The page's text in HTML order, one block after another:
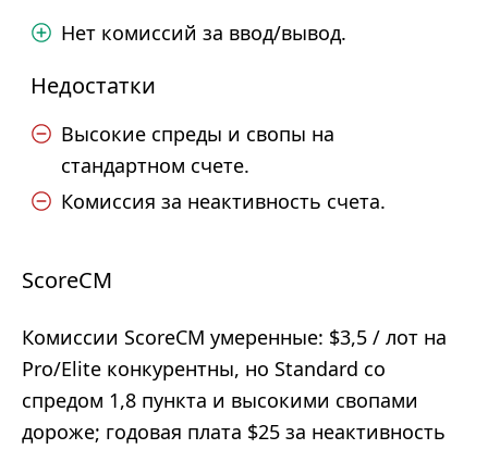
Нет комиссий за ввод/вывод.
Недостатки
Высокие спреды и свопы на
стандартном счете.
Комиссия за неактивность счета.
ScoreCM
Комиссии ScoreCM умеренные: $3,5 / лот на
Pro/Elite конкурентны, но Standard со
спредом 1,8 пункта и высокими свопами
дороже; годовая плата $25 за неактивность